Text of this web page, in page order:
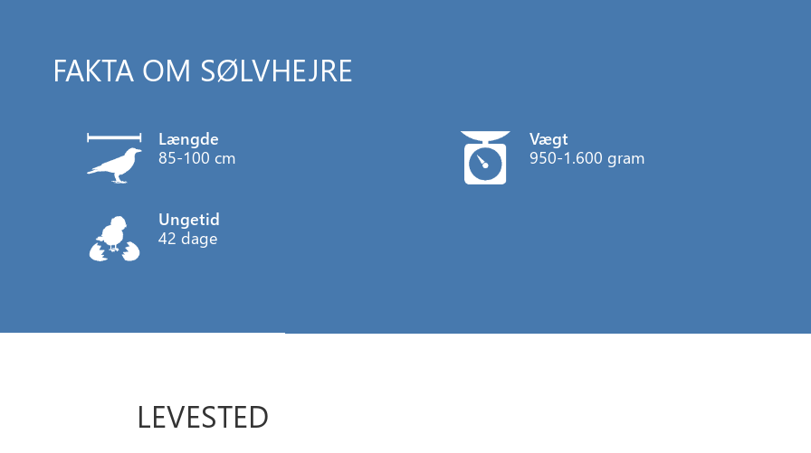
FAKTA OM SØLVHEJRE
Længde
85-100 cm
Vægt
950-1.600 gram
Ungetid
42 dage
LEVESTED